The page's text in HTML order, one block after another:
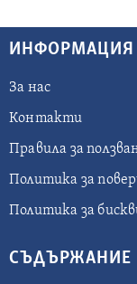
ИНФОРМАЦИЯ
За нас
Контакти
Правила за
Политика за
Политика за
СЪДЪРЖАНИЕ